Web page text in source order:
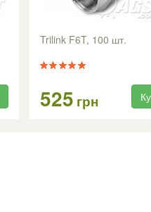
Trilink F6T, 100 шт.
525 грн